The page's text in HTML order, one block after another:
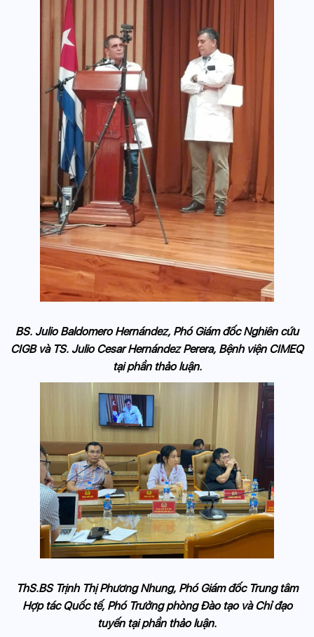
BS. Julio Baldomero Hernández, Phó Giám đốc Nghiên cứu
CIGB và TS. Julio Cesar Hernández Perera, Bệnh viện CIMEQ
tại phần thảo luận.
ThS.BS Trịnh Thị Phương Nhung, Phó Giám đốc Trung tâm
Hợp tác Quốc tế, Phó Trưởng phòng Đào tạo và Chỉ đạo
tuyến tại phần thảo luận.